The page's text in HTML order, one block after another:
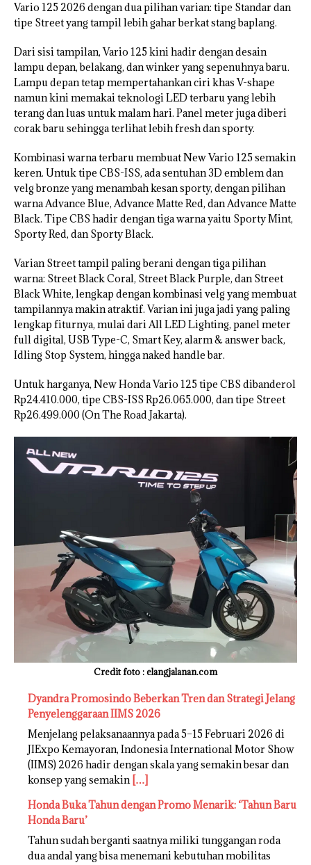
Vario 125 2026 dengan dua pilihan varian: tipe Standar dan
tipe Street yang tampil lebih gahar berkat stang baplang.
Dari sisi tampilan, Vario 125 kini hadir dengan desain
lampu depan, belakang, dan winker yang sepenuhnya baru.
Lampu depan tetap mempertahankan ciri khas V-shape
namun kini memakai teknologi LED terbaru yang lebih
terang dan luas untuk malam hari. Panel meter juga diberi
corak baru sehingga terlihat lebih fresh dan sporty.
Kombinasi warna terbaru membuat New Vario 125 semakin
keren. Untuk tipe CBS-ISS, ada sentuhan 3D emblem dan
velg bronze yang menambah kesan sporty, dengan pilihan
warna Advance Blue, Advance Matte Red, dan Advance Matte
Black. Tipe CBS hadir dengan tiga warna yaitu Sporty Mint,
Sporty Red, dan Sporty Black.
Varian Street tampil paling berani dengan tiga pilihan
warna: Street Black Coral, Street Black Purple, dan Street
Black White, lengkap dengan kombinasi velg yang membuat
tampilannya makin atraktif. Varian ini juga jadi yang paling
lengkap fiturnya, mulai dari All LED Lighting, panel meter
full digital, USB Type-C, Smart Key, alarm & answer back,
Idling Stop System, hingga naked handle bar.
Untuk harganya, New Honda Vario 125 tipe CBS dibanderol
Rp24.410.000, tipe CBS-ISS Rp26.065.000, dan tipe Street
Rp26.499.000 (On The Road Jakarta).
Credit foto : elangjalanan.com
Dyandra Promosindo Beberkan Tren dan Strategi Jelang
Penyelenggaraan IIMS 2026
Menjelang pelaksanaannya pada 5–15 Februari 2026 di
JIExpo Kemayoran, Indonesia International Motor Show
(IIMS) 2026 hadir dengan skala yang semakin besar dan
konsep yang semakin […]
Honda Buka Tahun dengan Promo Menarik: ‘Tahun Baru
Honda Baru’
Tahun sudah berganti saatnya miliki tunggangan roda
dua andal yang bisa menemani kebutuhan mobilitas